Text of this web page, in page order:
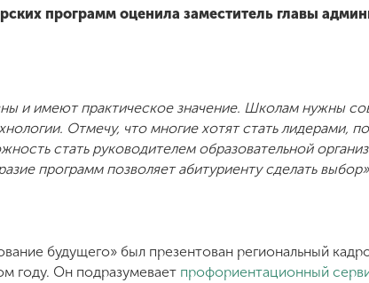
программ оценила заместитель главы
и имеют практическое значение. Школам нужны
Отмечу, что многие хотят стать лидерами,
стать руководителем образовательной
программ позволяет абитуриенту сделать выбор»
будущего» был презентован региональный
году. Он подразумевает профориентационный